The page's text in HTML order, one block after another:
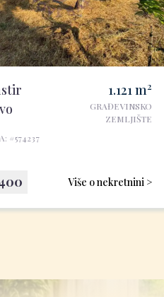
#574237
1.121m2
GRAĐEVINSKO
ZEMLJIŠTE
Više o nekretnini >